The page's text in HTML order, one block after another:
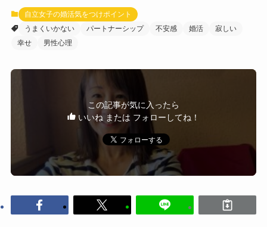
自立女子の婚活気をつけポイント
うまくいかない
パートナーシップ 不安感 婚活
寂しい
幸せ
男性心理
この記事が気に入ったら
いいね または フォローしてね！